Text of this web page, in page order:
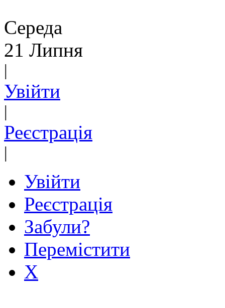
Середа
21 Липня
|
Увійти
|
Реєстрація
|
Увійти
Реєстрація
Забули?
Перемістити
X